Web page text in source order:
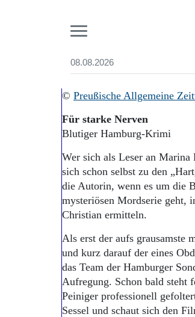
08.08.2026
Start
Aktuelle Ausgabe
Abonnenten-Login
Abo Prämien
Archiv
Mediadaten
Suchen und
© Preußische Allgemeine
Für starke Nerven
Blutiger Hamburg-Krimi
Wer sich als Leser an
sich schon selbst zu den
die Autorin, wenn es um die
mysteriösen Mordserie geht,
Christian ermitteln.
Als erst der aufs grausamste
und kurz darauf der eines
das Team der Hamburger
Aufregung. Schon bald steht
Peiniger professionell
Sessel und schaut sich den